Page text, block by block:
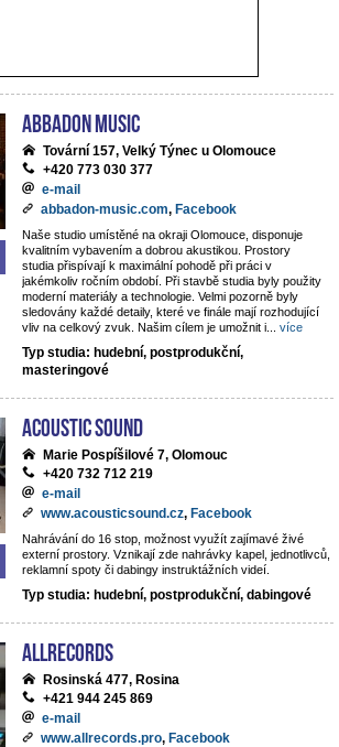
ABBADON Music
Tovární 157, Velký Týnec u Olomouce
+420 773 030 377
e-mail
abbadon-music.com, Facebook
Naše studio umístěné na okraji Olomouce, disponuje
kvalitním vybavením a dobrou akustikou. Prostory
studia přispívají k maximální pohodě při práci v
jakémkoliv ročním období. Při stavbě studia byly použity
moderní materiály a technologie. Velmi pozorně byly
sledovány každé detaily, které ve finále mají rozhodující
vliv na celkový zvuk. Našim cílem je umožnit i
více
Typ studia: hudební, postprodukční,
masteringové
Acoustic Sound
Marie Pospíšilové 7, Olomouc
+420 732 712 219
e-mail
www.acousticsound.cz, Facebook
Nahrávání do 16 stop, možnost využít zajímavé živé
externí prostory. Vznikají zde nahrávky kapel, jednotlivců,
reklamní spoty či dabingy instruktážních videí.
Typ studia: hudební, postprodukční, dabingové
AllRecords
Rosinská 477, Rosina
+421 944 245 869
e-mail
www.allrecords.pro, Facebook